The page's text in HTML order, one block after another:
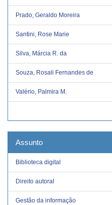
Prado, Geraldo Moreira
Santini, Rose Marie
Silva, Márcia R. da
Souza, Rosali Fernandes de
Valério, Palmira M.
Assunto
Biblioteca digital
Direito autoral
Gestão da informação